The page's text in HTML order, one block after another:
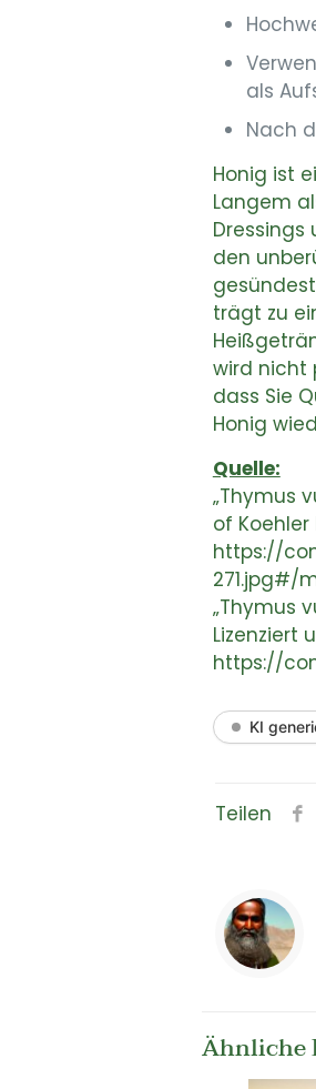
als
Nach
Honig ist
Langem
Dressings
den
trägt zu
wird nicht
dass Sie
Honig
Quelle:
„Thymus
of
https://
271.jpg#/
„Thymus
Lizenziert
https://
KI
Teilen
Ähnliche